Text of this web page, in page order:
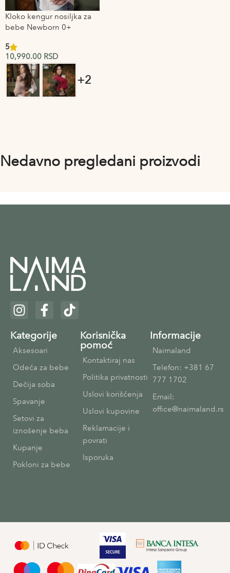
Kloko kengur nosiljka za
bebe Newborn 0+
5
10,990.00 RSD
+2
Nedavno pregledani proizvodi
Kategorije
Aksesoari
Odeća za bebe
Dečija soba
Spavanje
Setovi za
iznošenje beba
Kupanje
Pokloni za bebe
Korisnička
pomoć
Kontaktiraj nas
Politika privatnosti
Uslovi korišćenja
Uslovi kupovine
Reklamacije i
povrati
Isporuka
Informacije
Naimaland
Telefon: +381 67
777 1702
Email:
office@naimaland.rs